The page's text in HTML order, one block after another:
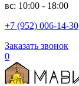
вс: 10:00 - 18:00
+7 (952) 006-14-30
Заказать звонок
0